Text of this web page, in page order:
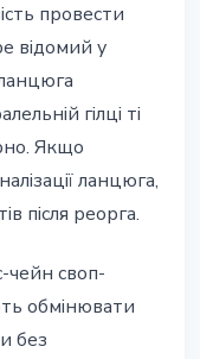
провести
відомий у
гілці ті
Якщо
ланцюга,
після реорга.
чейн своп-
обмінювати
без